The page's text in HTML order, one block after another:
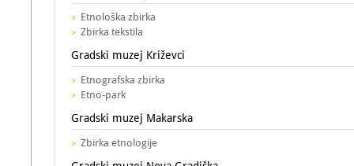
Etnološka zbirka
Zbirka tekstila
Gradski muzej Križevci
Etnografska zbirka
Etno-park
Gradski muzej Makarska
Zbirka etnologije